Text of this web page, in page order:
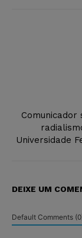
Universidade
DEIXE UM
Default Comments